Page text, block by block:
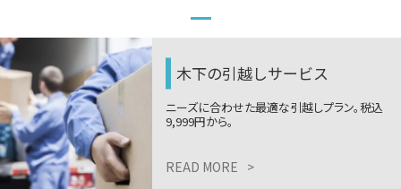
木下の引越しサービス
ニーズに合わせた最適な引越しプラン。税込
9,999円から。
READ MORE >